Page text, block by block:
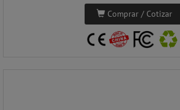
Comprar / Cotizar